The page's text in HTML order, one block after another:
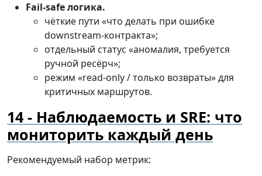
Fail-safe логика.
чёткие пути «что делать при ошибке
downstream-контракта»;
отдельный статус «аномалия, требуется
ручной ресёрч»;
режим «read-only / только возвраты» для
критичных маршрутов.
Наблюдаемость и SRE: что
мониторить каждый день
Рекомендуемый набор метрик: